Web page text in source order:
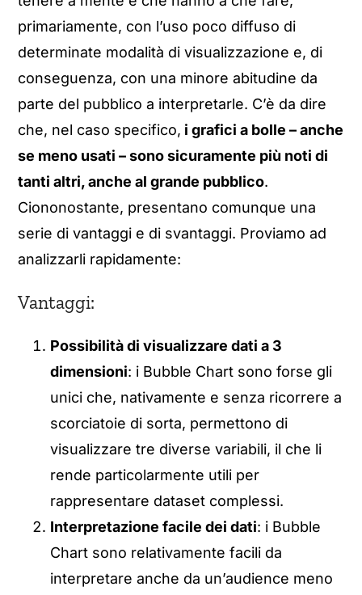
primariamente, con l’uso poco diffuso di
determinate modalità di visualizzazione e, di
conseguenza, con una minore abitudine da
parte del pubblico a interpretarle. C’è da dire
che, nel caso specifico, i grafici a bolle – anche
se meno usati – sono sicuramente più noti di
tanti altri, anche al grande pubblico.
Ciononostante, presentano comunque una
serie di vantaggi e di svantaggi. Proviamo ad
analizzarli rapidamente:
Vantaggi:
Possibilità di visualizzare dati a 3
dimensioni: i Bubble Chart sono forse gli
unici che, nativamente e senza ricorrere a
scorciatoie di sorta, permettono di
visualizzare tre diverse variabili, il che li
rende particolarmente utili per
rappresentare dataset complessi.
Interpretazione facile dei dati: i Bubble
Chart sono relativamente facili da
interpretare anche da un’audience meno